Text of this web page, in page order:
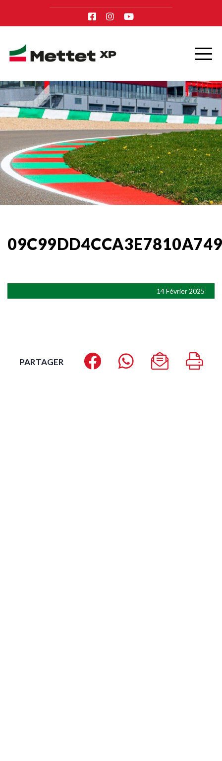
14 Février 2025
PARTAGER